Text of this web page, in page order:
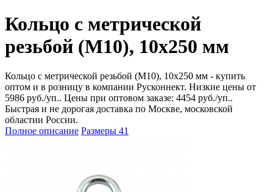
Кольцо с метрической
резьбой (М10), 10х250 мм
Кольцо с метрической резьбой (М10), 10х250 мм - купить
оптом и в розницу в компании Русконнект. Низкие цены от
5986 руб./уп.. Цены при оптовом заказе: 4454 руб./уп..
Быстрая и не дорогая доставка по Москве, московской
областии России.
Полное описание Размеры 41